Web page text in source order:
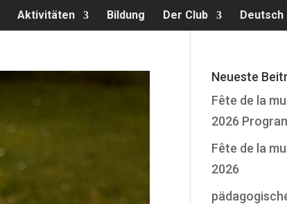
Aktivitäten Bildung Der Club Deutsch
Neueste
Fête de la
2026
Fête de la
2026